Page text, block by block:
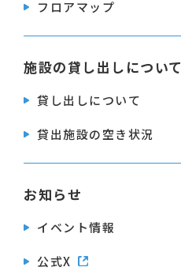
フロアマップ
施設の貸し出しについて
貸し出しについて
貸出施設の空き状況
お知らせ
イベント情報
公式X